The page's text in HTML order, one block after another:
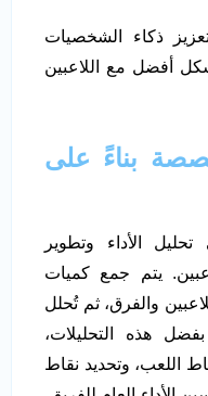
ذكاء الشخصيات
أفضل مع اللاعبين
بناءً على
الأداء وتطوير
يتم جمع كميات
والفرق، ثم تُحلل
بفضل هذه التحليلات،
اللعب، وتحديد نقاط